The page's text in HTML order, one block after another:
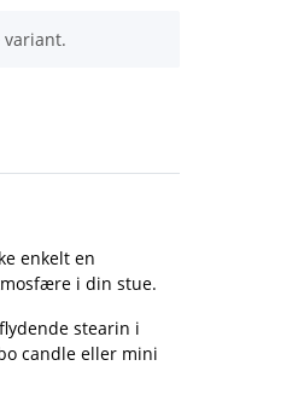
enkelt en
i din stue.
stearin i
candle eller mini